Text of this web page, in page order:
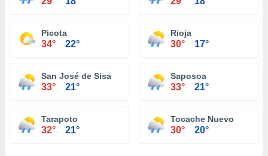
Picota
34° 22°
Rioja
30° 17°
San José de Sisa
33° 21°
Saposoa
33° 21°
Tarapoto
32° 21°
Tocache Nuevo
30° 20°